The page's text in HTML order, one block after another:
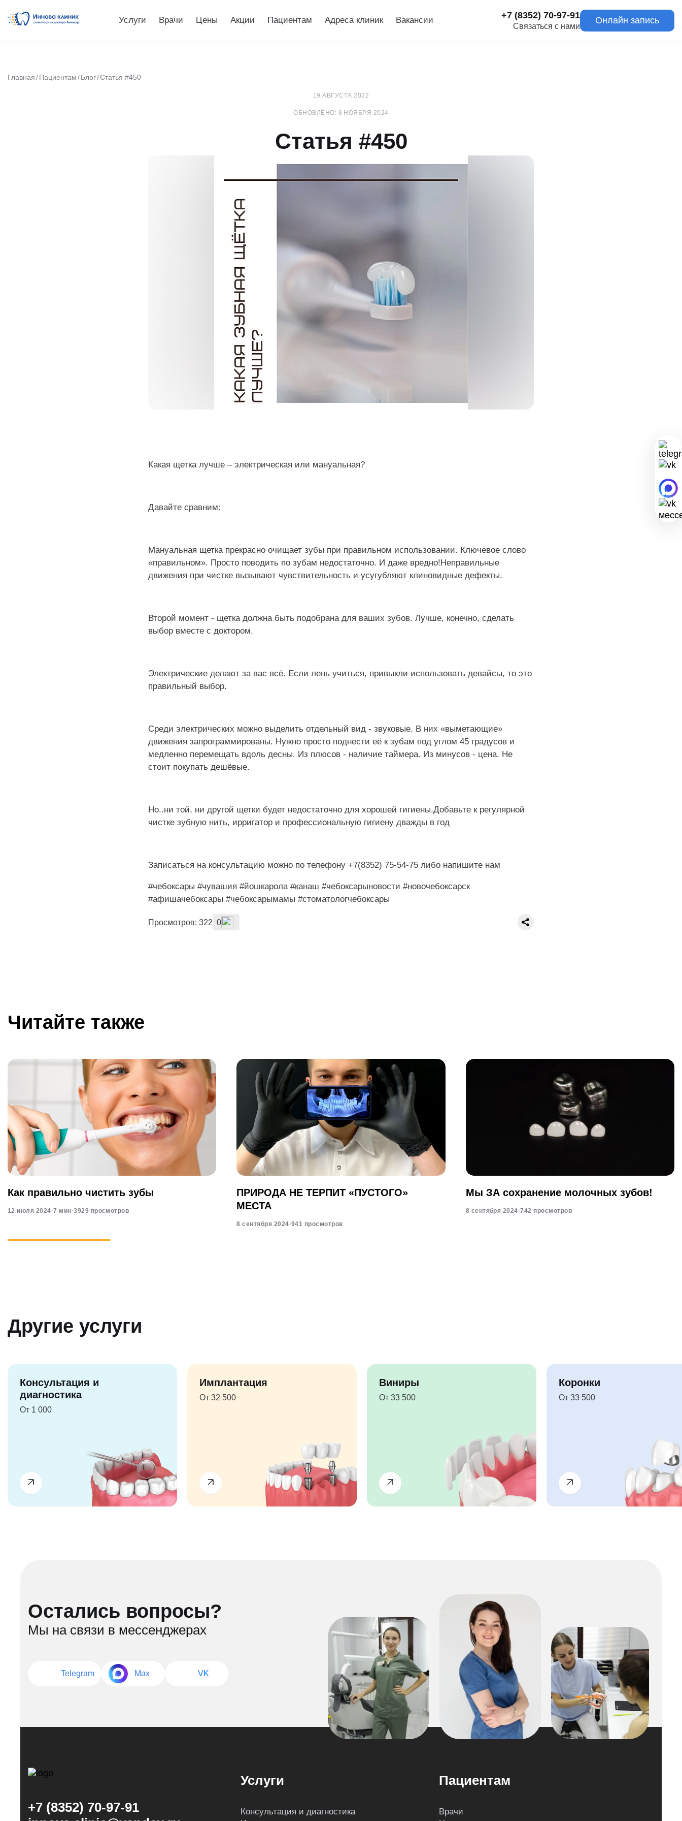
Услуги Врачи Цены Акции Пациентам Адреса клиник Вакансии +7 (8352) 70-97-91
Связаться с нами
Онлайн запись
Главная Пациентам Блог Статья #450
19 АВГУСТА 2022
ОБНОВЛЕНО: 8 НОЯБРЯ 2024
Статья #450
Какая щетка лучше – электрическая или мануальная?
Давайте сравним:
Мануальная щетка прекрасно очищает зубы при правильном использовании. Ключевое слово
«правильном». Просто поводить по зубам недостаточно. И даже вредно!Неправильные
движения при чистке вызывают чувствительность и усугубляют клиновидные дефекты.
Второй момент - щетка должна быть подобрана для ваших зубов. Лучше, конечно, сделать
выбор вместе с доктором.
Электрические делают за вас всё. Если лень учиться, привыкли использовать девайсы, то это
правильный выбор.
Среди электрических можно выделить отдельный вид - звуковые. В них «выметающие»
движения запрограммированы. Нужно просто поднести её к зубам под углом 45 градусов и
медленно перемещать вдоль десны. Из плюсов - наличие таймера. Из минусов - цена. Не
стоит покупать дешёвые.
Но..ни той, ни другой щетки будет недостаточно для хорошей гигиены.Добавьте к регулярной
чистке зубную нить, ирригатор и профессиональную гигиену дважды в год
Записаться на консультацию можно по телефону +7(8352) 75-54-75 либо напишите нам
#чебоксары #чувашия #йошкарола #канаш #чебоксарыновости #новочебоксарск
#афишачебоксары #чебоксарымамы #стоматологчебоксары
Просмотров: 322 0
Читайте также
Как правильно чистить зубы
12 июля 2024·7 мин·3929 просмотров
ПРИРОДА НЕ ТЕРПИТ «ПУСТОГО»
МЕСТА
8 сентября 2024·941 просмотров
Мы ЗА сохранение молочных зубов!
8 сентября 2024·742 просмотров
Другие услуги
Консультация и
диагностика
От 1 000
Имплантация
От 32 500
Виниры
От 33 500
Коронки
От 33 500
Остались вопросы?
Мы на связи в мессенджерах
Telegram Max VK
+7 (8352) 70-97-91
Услуги
Консультация и диагностика
Пациентам
Врачи